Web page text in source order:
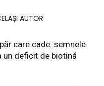
AUTOR
care cade: semnele
un deficit de biotină